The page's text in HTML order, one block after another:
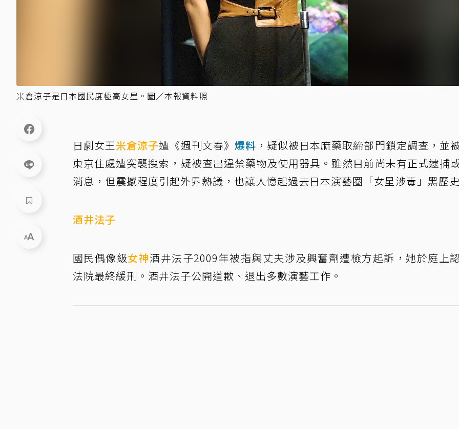
米倉涼子是日本國民度極高女星。圖／本報資料照
日劇女王米倉涼子遭《週刊文春》 爆料 ，疑似被日本麻藥取締部門鎖定調查，並
東京住處遭突襲搜索，疑被查出違禁藥物及使用器具。雖然目前尚未有正式逮捕
消息，但震撼程度引起外界熱議，也讓人憶起過去日本演藝圈「女星涉毒」黑歷
酒井法子
國民偶像級女神酒井法子2009年被指與丈夫涉及興奮劑遭檢方起訴，她於庭上
法院最終緩刑。酒井法子公開道歉、退出多數演藝工作。